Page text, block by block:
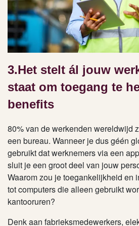
3.Het stelt ál jouw
staat om toegang te
benefits
80% van de werkenden wereldwijd
een bureau. Wanneer je dus géén
gebruikt dat werknemers via een
sluit je een groot deel van jouw
Waarom zou je toegankelijkheid en
tot computers die alleen gebruikt
kantooruren?
Denk aan fabrieksmedewerkers,